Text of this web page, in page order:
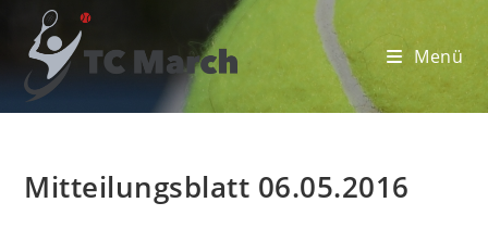
Inhalt
springen
Menü
Mitteilungsblatt 06.05.2016